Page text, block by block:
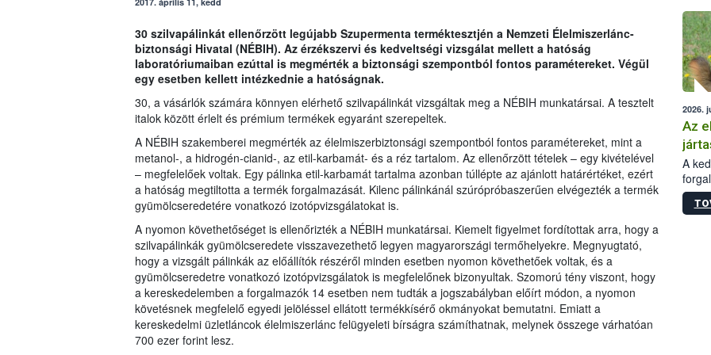
30 szilvapálinkát ellenőrzött legújabb Szupermenta terméktesztjén a Nemzeti Élelmiszerlánc-
biztonsági Hivatal (NÉBIH). Az érzékszervi és kedveltségi vizsgálat mellett a hatóság
laboratóriumaiban ezúttal is megmérték a biztonsági szempontból fontos paramétereket. Végül
egy esetben kellett intézkednie a hatóságnak.
30, a vásárlók számára könnyen elérhető szilvapálinkát vizsgáltak meg a NÉBIH munkatársai. A tesztelt
italok között érlelt és prémium termékek egyaránt szerepeltek.
A NÉBIH szakemberei megmérték az élelmiszerbiztonsági szempontból fontos paramétereket, mint a
metanol-, a hidrogén-cianid-, az etil-karbamát- és a réz tartalom. Az ellenőrzött tételek – egy kivételével
– megfelelőek voltak. Egy pálinka etil-karbamát tartalma azonban túllépte az ajánlott határértéket, ezért
a hatóság megtiltotta a termék forgalmazását. Kilenc pálinkánál szúrópróbaszerűen elvégezték a termék
gyümölcseredetére vonatkozó izotópvizsgálatokat is.
A nyomon követhetőséget is ellenőrizték a NÉBIH munkatársai. Kiemelt figyelmet fordítottak arra, hogy a
szilvapálinkák gyümölcseredete visszavezethető legyen magyarországi termőhelyekre. Megnyugtató,
hogy a vizsgált pálinkák az előállítók részéről minden esetben nyomon követhetőek voltak, és a
gyümölcseredetre vonatkozó izotópvizsgálatok is megfelelőnek bizonyultak. Szomorú tény viszont, hogy
a kereskedelemben a forgalmazók 14 esetben nem tudták a jogszabályban előírt módon, a nyomon
követésnek megfelelő egyedi jelöléssel ellátott termékkísérő okmányokat bemutatni. Emiatt a
kereskedelmi üzletláncok élelmiszerlánc felügyeleti bírságra számíthatnak, melynek összege várhatóan
700 ezer forint lesz.
2026.
Az
A